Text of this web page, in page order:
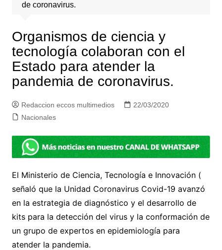
de coronavirus.
Organismos de ciencia y
tecnología colaboran con el
Estado para atender la
pandemia de coronavirus.
Redaccion eccos multimedios
22/03/2020
Nacionales
El Ministerio de Ciencia, Tecnología e Innovación (
señaló que la Unidad Coronavirus Covid-19 avanzó
en la estrategia de diagnóstico y el desarrollo de
kits para la detección del virus y la conformación de
un grupo de expertos en epidemiología para
atender la pandemia.